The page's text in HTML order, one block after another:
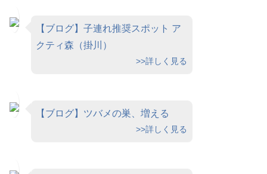
【ブログ】子連れ推奨スポット ア
クティ森（掛川）
>>詳しく見る
【ブログ】ツバメの巣、増える
>>詳しく見る